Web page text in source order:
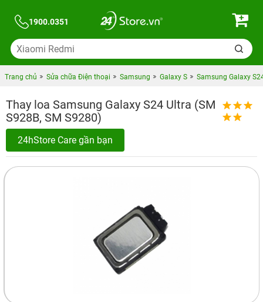
1900.0351
Trang chủ Sửa chữa Điện thoại Samsung Galaxy S Samsung Galaxy
Thay loa Samsung Galaxy S24 Ultra (SM
S928B, SM S9280)
24hStore Care gần bạn